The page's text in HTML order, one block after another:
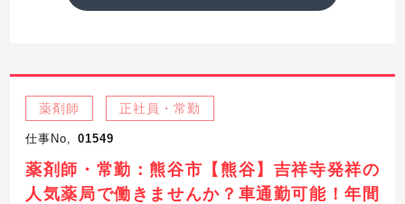
薬剤師 正社員・常勤
仕事No, 01549
薬剤師・常勤：熊谷市【熊谷】吉祥寺発祥の
人気薬局で働きませんか？車通勤可能！年間